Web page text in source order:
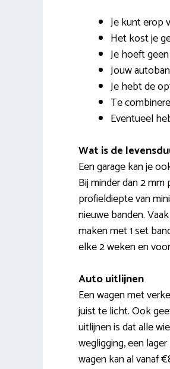
Je kunt erop
Het kost je
Je hoeft
Jouw
Je hebt de
Te
Eventueel
Wat is de
Een garage kan je
Bij minder dan 2
profieldiepte van
nieuwe banden.
maken met 1 set
elke 2 weken en
Auto uitlijnen
Een wagen met
juist te licht. Ook
uitlijnen is dat alle
wegligging, een
wagen kan al vanaf